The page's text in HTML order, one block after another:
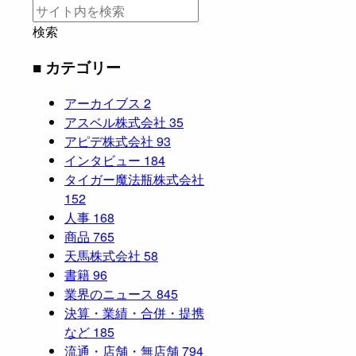
検索
■ カテゴリー
アーカイブス 2
アスベル株式会社 35
アピデ株式会社 93
インタビュー 184
タイガー魔法瓶株式会社
152
人事 168
商品 765
天馬株式会社 58
書籍96
業界のニュース 845
決算・業績・合併・提携
など 185
流通・店舗・無店舗794